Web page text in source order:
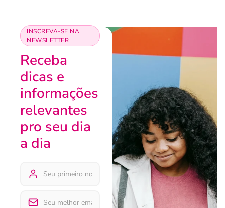
INSCREVA-SE NA
NEWSLETTER
Receba
dicas e
informações
relevantes
pro seu dia
a dia